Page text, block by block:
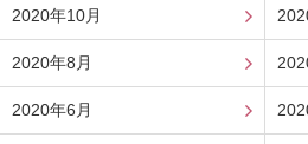
2020年10月
2020年8月
2020年6月